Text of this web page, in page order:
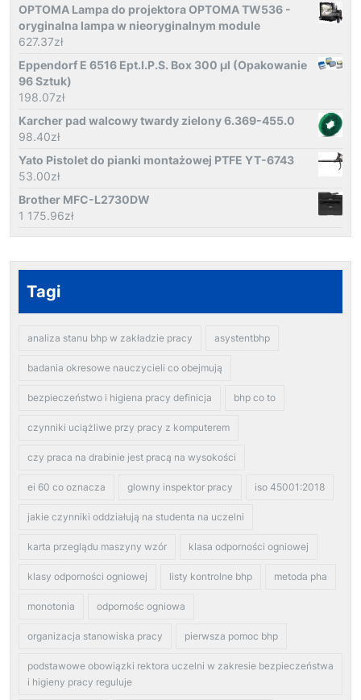
OPTOMA Lampa do projektora OPTOMA TW536 -
oryginalna lampa w nieoryginalnym module
627.37zł
Eppendorf E 6516 Ept.I.P.S. Box 300 µl (Opakowanie
96 Sztuk)
198.07zł
Karcher pad walcowy twardy zielony 6.369-455.0
98.40zł
Yato Pistolet do pianki montażowej PTFE YT-6743
53.00zł
Brother MFC-L2730DW
1 175.96zł
Tagi
analiza stanu bhp w zakładzie pracy asystentbhp
badania okresowe nauczycieli co obejmują
bezpieczeństwo i higiena pracy definicja bhp co to
czynniki uciążliwe przy pracy z komputerem
czy praca na drabinie jest pracą na wysokości
ei 60 co oznacza glowny inspektor pracy iso 45001:2018
jakie czynniki oddziałują na studenta na uczelni
karta przeglądu maszyny wzór klasa odporności ogniowej
klasy odporności ogniowej listy kontrolne bhp metoda pha
monotonia odpornośc ogniowa
organizacja stanowiska pracy pierwsza pomoc bhp
podstawowe obowiązki rektora uczelni w zakresie bezpieczeństwa
i higieny pracy reguluje